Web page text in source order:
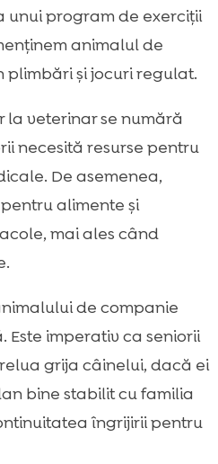
unui program de exerciții
animalul de
și jocuri regulat.
la veterinar se numără
necesită resurse pentru
De asemenea,
alimente și
mai ales când
de companie
Este imperativ ca seniorii
grija câinelui, dacă ei
bine stabilit cu familia
îngrijirii pentru